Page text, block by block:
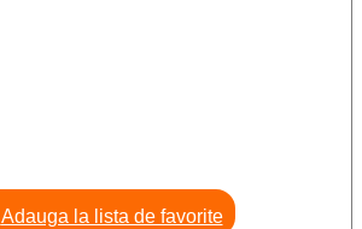
Adauga la lista de favorite